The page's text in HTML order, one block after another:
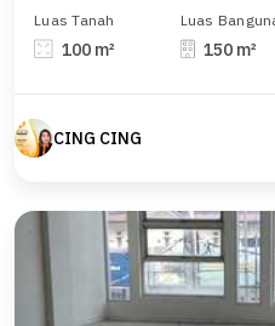
Luas Tanah
100 m²
Luas
150 m²
CING CING